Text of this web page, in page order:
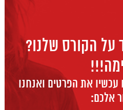
על הקורס שלנו?
את הפרטים ואנחנו
אלכם: